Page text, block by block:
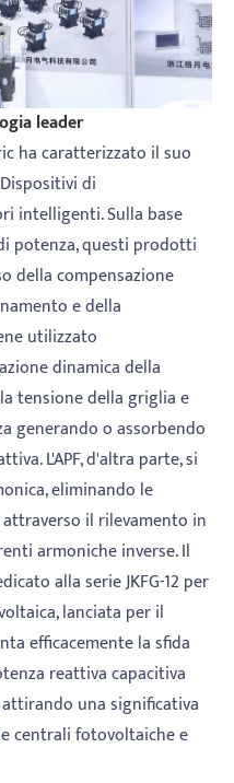
leader
ha caratterizzato il suo
di
intelligenti. Sulla base
potenza, questi prodotti
della compensazione
e della
utilizzato
dinamica della
tensione della griglia e
generando o assorbendo
L'APF, d'altra parte, si
eliminando le
il rilevamento in
armoniche inverse. Il
alla serie JKFG-12 per
lanciata per il
efficacemente la sfida
reattiva capacitiva
una significativa
centrali fotovoltaiche e